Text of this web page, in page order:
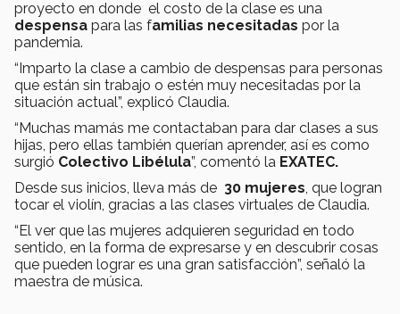
proyecto en donde el costo de la clase es una
despensa para las familias necesitadas por la
pandemia.
“Imparto la clase a cambio de despensas para personas
que están sin trabajo o estén muy necesitadas por la
situación actual”, explicó Claudia.
“Muchas mamás me contactaban para dar clases a sus
hijas, pero ellas también querían aprender, así es como
surgió Colectivo Libélula”, comentó la EXATEC.
Desde sus inicios, lleva más de 30 mujeres, que logran
tocar el violín, gracias a las clases virtuales de Claudia.
“El ver que las mujeres adquieren seguridad en todo
sentido, en la forma de expresarse y en descubrir cosas
que pueden lograr es una gran satisfacción”, señaló la
maestra de música.